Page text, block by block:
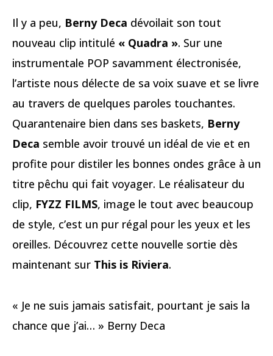
Il y a peu, Berny Deca dévoilait son tout
nouveau clip intitulé « Quadra ». Sur une
instrumentale POP savamment électronisée,
l’artiste nous délecte de sa voix suave et se livre
au travers de quelques paroles touchantes.
Quarantenaire bien dans ses baskets, Berny
Deca semble avoir trouvé un idéal de vie et en
profite pour distiler les bonnes ondes grâce à un
titre pêchu qui fait voyager. Le réalisateur du
clip, FYZZ FILMS, image le tout avec beaucoup
de style, c’est un pur régal pour les yeux et les
oreilles. Découvrez cette nouvelle sortie dès
maintenant sur This is Riviera.
« Je ne suis jamais satisfait, pourtant je sais la
chance que j’ai… » Berny Deca